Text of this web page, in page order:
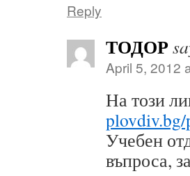
Reply
ТОДОР
April 5, 2012
На този
plovdiv.bg/
Учебен
въпроса,